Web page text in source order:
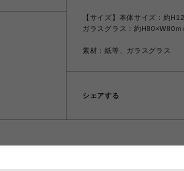
【サイズ】本体サイズ：約
ガラスグラス：約H80×W80ｍ
素材：紙等、ガラスグラス
シェアする